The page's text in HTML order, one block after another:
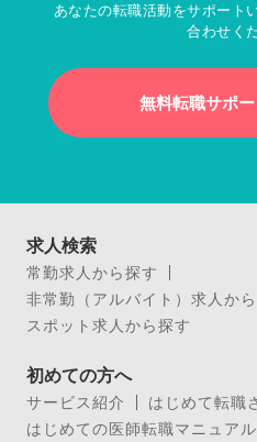
あなたの転職活動をサポート
合わせく
無料転職サポ
求人検索
常勤求人から探す
非常勤（アルバイト）求人か
スポット求人から探す
初めての方へ
サービス紹介
はじめて転職
はじめての医師転職マニュアル